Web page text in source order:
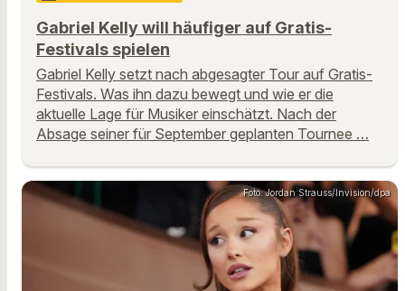
Gabriel Kelly will häufiger auf Gratis-
Festivals spielen
Gabriel Kelly setzt nach abgesagter Tour auf Gratis-
Festivals. Was ihn dazu bewegt und wie er die
aktuelle Lage für Musiker einschätzt. Nach der
Absage seiner für September geplanten Tournee …
Foto: Jordan Strauss/Invision/dpa